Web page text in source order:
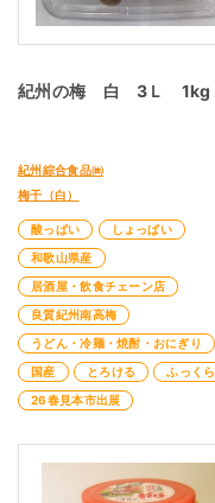
紀州の梅 白 3Ｌ 1kg
紀州綜合食品㈱
梅干（白）
酸っぱい
しょっぱい
和歌山県産
居酒屋・飲食チェーン店
良質紀州南高梅
うどん・冷麺・焼酎・おにぎり
国産
とろける
ふっくら
26春見本市出展